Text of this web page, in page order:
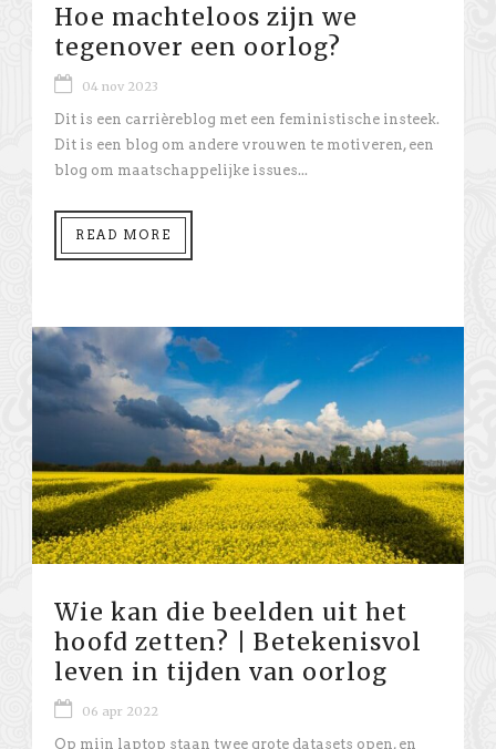
Hoe machteloos zijn we
tegenover een oorlog?
04 nov 2023
Dit is een carrièreblog met een feministische insteek.
Dit is een blog om andere vrouwen te motiveren, een
blog om maatschappelijke issues...
READ MORE
Wie kan die beelden uit het
hoofd zetten? | Betekenisvol
leven in tijden van oorlog
06 apr 2022
Op mijn laptop staan twee grote datasets open, en